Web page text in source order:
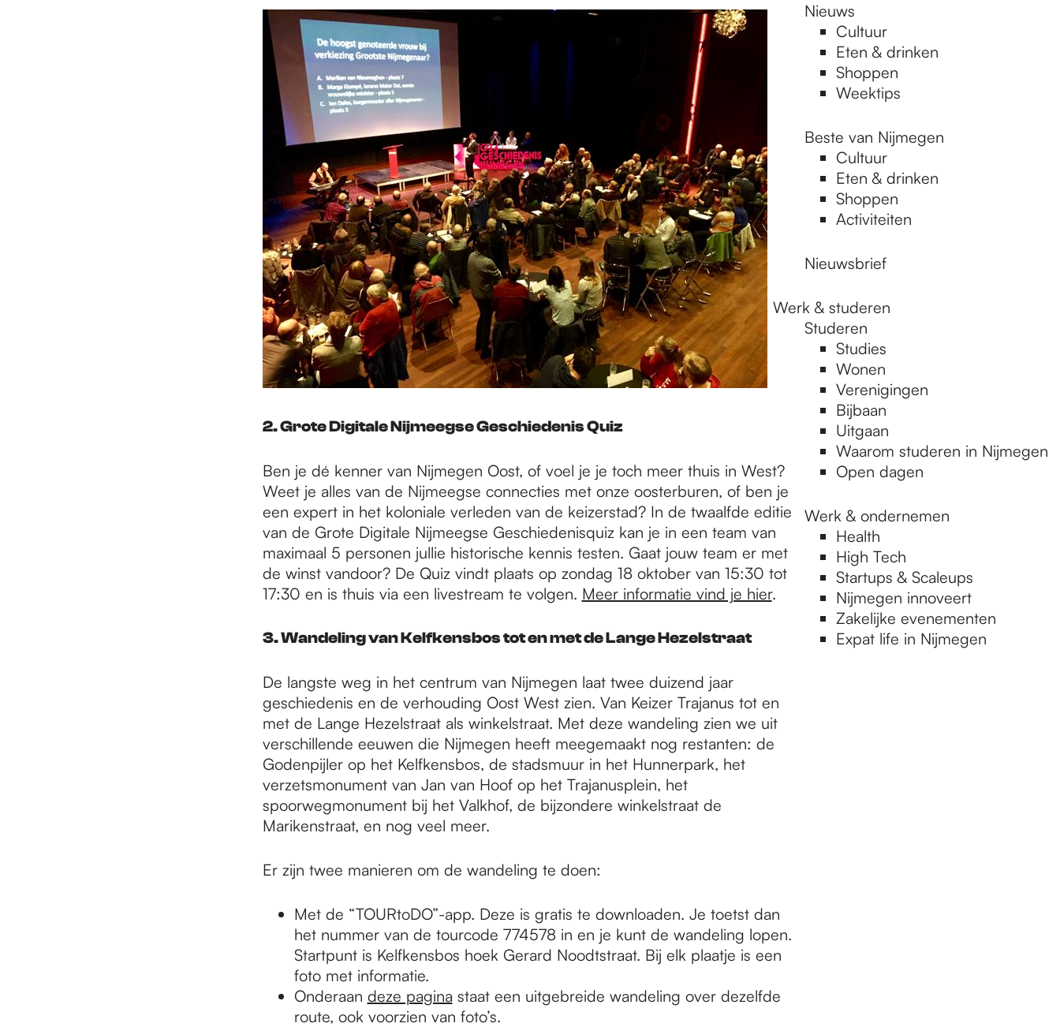
Nieuws
Cultuur
Eten & drinken
Shoppen
Weektips
Beste van Nijmegen
Cultuur
Eten & drinken
Shoppen
Activiteiten
Nieuwsbrief
Werk & studeren
Studeren
Studies
Wonen
Verenigingen
Bijbaan
Uitgaan
Waarom studeren in Nijmegen
Open dagen
Werk & ondernemen
Health
High Tech
Startups & Scaleups
Nijmegen innoveert
Zakelijke evenementen
Expat life in Nijmegen
2. Grote Digitale Nijmeegse Geschiedenis Quiz
Ben je dé kenner van Nijmegen Oost, of voel je je toch meer thuis in West?
Weet je alles van de Nijmeegse connecties met onze oosterburen, of ben je
een expert in het koloniale verleden van de keizerstad? In de twaalfde editie
van de Grote Digitale Nijmeegse Geschiedenisquiz kan je in een team van
maximaal 5 personen jullie historische kennis testen. Gaat jouw team er met
de winst vandoor? De Quiz vindt plaats op zondag 18 oktober van 15:30 tot
17:30 en is thuis via een livestream te volgen. Meer informatie vind je hier.
3. Wandeling van Kelfkensbos tot en met de Lange Hezelstraat
De langste weg in het centrum van Nijmegen laat twee duizend jaar
geschiedenis en de verhouding Oost West zien. Van Keizer Trajanus tot en
met de Lange Hezelstraat als winkelstraat. Met deze wandeling zien we uit
verschillende eeuwen die Nijmegen heeft meegemaakt nog restanten: de
Godenpijler op het Kelfkensbos, de stadsmuur in het Hunnerpark, het
verzetsmonument van Jan van Hoof op het Trajanusplein, het
spoorwegmonument bij het Valkhof, de bijzondere winkelstraat de
Marikenstraat, en nog veel meer.
Er zijn twee manieren om de wandeling te doen:
Met de “TOURtoDO”-app. Deze is gratis te downloaden. Je toetst dan
het nummer van de tourcode 774578 in en je kunt de wandeling lopen.
Startpunt is Kelfkensbos hoek Gerard Noodtstraat. Bij elk plaatje is een
foto met informatie.
Onderaan deze paginastaat een uitgebreide wandeling over dezelfde
route, ook voorzien van foto’s.